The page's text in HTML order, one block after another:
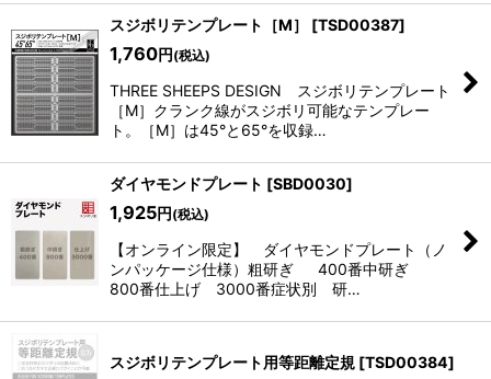
スジボリテンプレート［M］ [TSD00387]
1,760円 (税込)
THREE SHEEPS DESIGN スジボリテンプレート
［M］クランク線がスジボリ可能なテンプレー
ト。［M］は45°と65°を収録…
ダイヤモンドプレート [SBD0030]
1,925円 (税込)
【オンライン限定】 ダイヤモンドプレート（ノ
ンパッケージ仕様）粗研ぎ 400番中研ぎ
800番仕上げ 3000番症状別 研…
スジボリテンプレート用等距離定規 [TSD00384]